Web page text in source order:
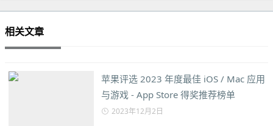
相关文章
苹果评选 2023 年度最佳 iOS / Mac 应用
与游戏 - App Store 得奖推荐榜单
2023年12月2日